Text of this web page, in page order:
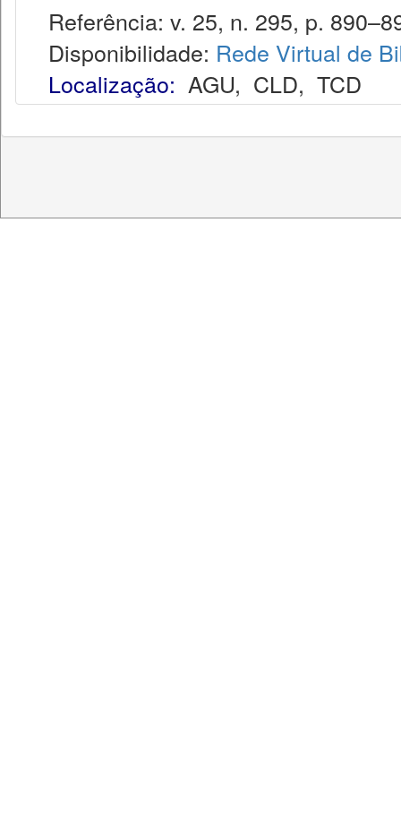
Referência: v. 25, n. 295, p.
Disponibilidade: Rede Virtual de
Localização: AGU, CLD, TCD